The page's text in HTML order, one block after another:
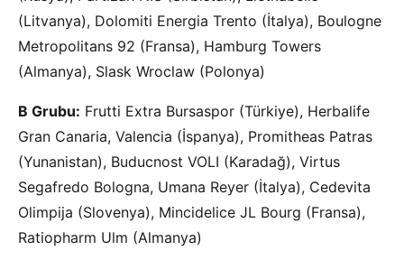
(Litvanya), Dolomiti Energia Trento (İtalya), Boulogne
Metropolitans 92 (Fransa), Hamburg Towers
(Almanya), Slask Wroclaw (Polonya)
B Grubu: Frutti Extra Bursaspor (Türkiye), Herbalife
Gran Canaria, Valencia (İspanya), Promitheas Patras
(Yunanistan), Buducnost VOLI (Karadağ), Virtus
Segafredo Bologna, Umana Reyer (İtalya), Cedevita
Olimpija (Slovenya), Mincidelice JL Bourg (Fransa),
Ratiopharm Ulm (Almanya)